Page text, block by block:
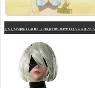
そもそも名字が「八奈見」って時点で明らかにヒロインじゃないだろ